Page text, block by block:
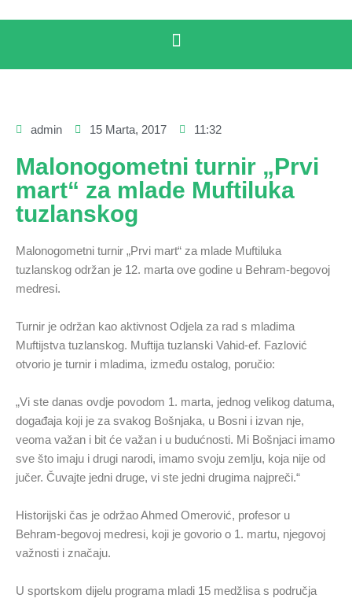
admin 15 Marta, 2017 11:32
Malonogometni turnir „Prvi
mart“ za mlade Muftiluka
tuzlanskog
Malonogometni turnir „Prvi mart“ za mlade Muftiluka
tuzlanskog održan je 12. marta ove godine u Behram-begovoj
medresi.
Turnir je održan kao aktivnost Odjela za rad s mladima
Muftijstva tuzlanskog. Muftija tuzlanski Vahid-ef. Fazlović
otvorio je turnir i mladima, između ostalog, poručio:
„Vi ste danas ovdje povodom 1. marta, jednog velikog datuma,
događaja koji je za svakog Bošnjaka, u Bosni i izvan nje,
veoma važan i bit će važan i u budućnosti. Mi Bošnjaci imamo
sve što imaju i drugi narodi, imamo svoju zemlju, koja nije od
jučer. Čuvajte jedni druge, vi ste jedni drugima najpreči.“
Historijski čas je održao Ahmed Omerović, profesor u
Behram-begovoj medresi, koji je govorio o 1. martu, njegovoj
važnosti i značaju.
U sportskom dijelu programa mladi 15 medžlisa s područja